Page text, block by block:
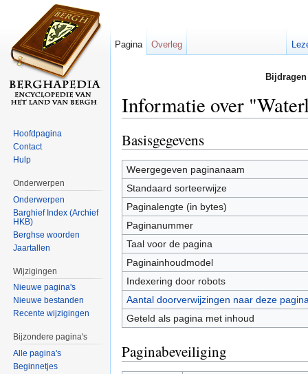
Informatie over
Basisgegevens
Weergegeven paginanaam
Standaard sorteerwijze
Paginalengte (in bytes)
Paginanummer
Taal voor de pagina
Paginainhoudmodel
Indexering door robots
Aantal doorverwijzingen naar deze
Geteld als pagina met inhoud
Paginabeveiliging
Pagina Overleg
Hoofdpagina
Contact
Hulp
Onderwerpen
Onderwerpen
Barghief Index (Archief
HKB)
Berghse woorden
Jaartallen
Wijzigingen
Nieuwe pagina's
Nieuwe bestanden
Recente wijzigingen
Bijzondere pagina's
Alle pagina's
Beginnetjes